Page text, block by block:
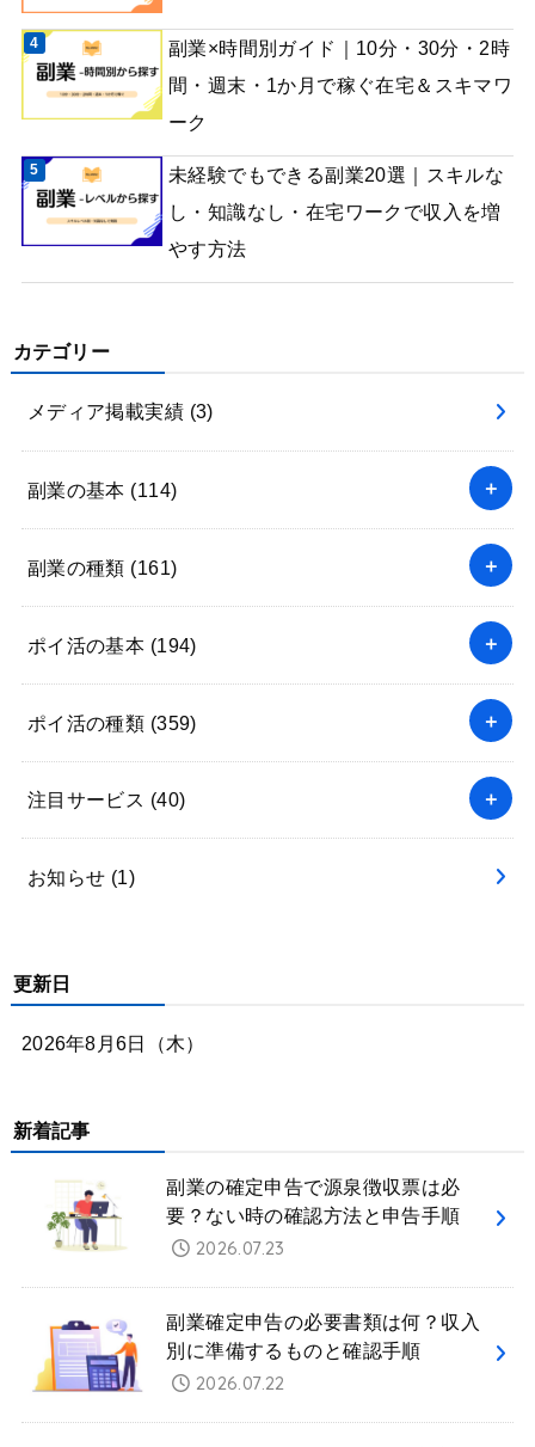
副業×時間別ガイド｜10分・30分・2時
間・週末・1か月で稼ぐ在宅＆スキマワ
ーク
未経験でもできる副業20選｜スキルな
し・知識なし・在宅ワークで収入を増
やす方法
カテゴリー
メディア掲載実績 (3)
副業の基本 (114)
副業の種類 (161)
ポイ活の基本 (194)
ポイ活の種類 (359)
注目サービス (40)
お知らせ (1)
更新日
2026年8月6日（木）
新着記事
副業の確定申告で源泉徴収票は必
要？ない時の確認方法と申告手順
2026.07.23
副業確定申告の必要書類は何？収入
別に準備するものと確認手順
2026.07.22